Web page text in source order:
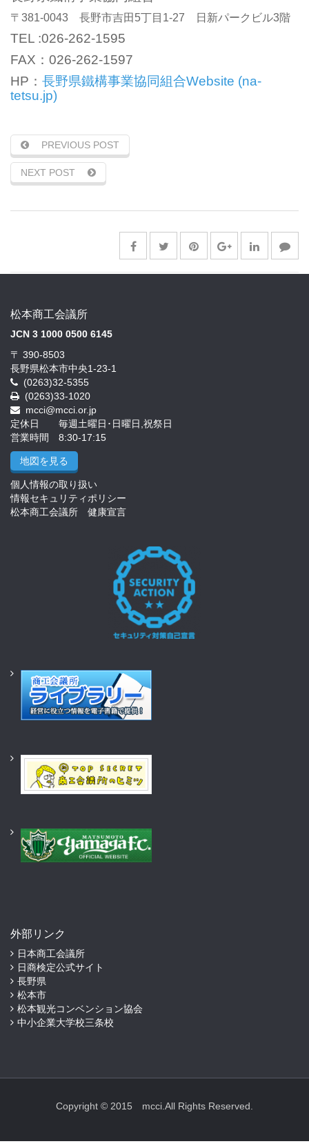
〒381-0043 長野市吉田5丁目1-27 日新パークビル3階
TEL :026-262-1595
FAX：026-262-1597
HP： 長野県鐵構事業協同組合Website (na-
tetsu.jp)
PREVIOUS POST
NEXT POST
松本商工会議所
JCN 3 1000 0500 6145
〒 390-8503
長野県松本市中央1-23-1
(0263)32-5355
(0263)33-1020
mcci@mcci.or.jp
定休日 毎週土曜日･日曜日,祝祭日
営業時間 8:30-17:15
地図を見る
個人情報の取り扱い
情報セキュリティポリシー
松本商工会議所 健康宣言
外部リンク
日本商工会議所
日商検定公式サイト
長野県
松本市
松本観光コンベンション協会
中小企業大学校三条校
Copyright © 2015 mcci.All Rights Reserved.